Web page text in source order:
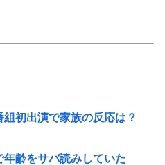
初出演で家族の反応は？
齢をサバ読みしていた